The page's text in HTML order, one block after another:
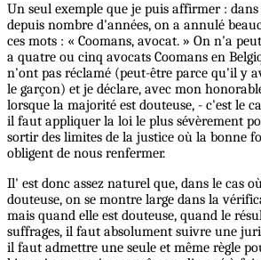
Un seul exemple que je puis affirmer :
depuis nombre d'années, on a annulé
ces mots : « Coomans, avocat. » On n'a
a quatre ou cinq avocats Coomans en
n'ont pas réclamé (peut-être parce qu'il y
le garçon) et je déclare, avec mon
lorsque la majorité est douteuse, - c'est le
il faut appliquer la loi le plus sévèrement
sortir des limites de la justice où la bonne
obligent de nous renfermer.
Il' est donc assez naturel que, dans le cas
douteuse, on se montre large dans la
mais quand elle est douteuse, quand le
suffrages, il faut absolument suivre une
il faut admettre une seule et même règle